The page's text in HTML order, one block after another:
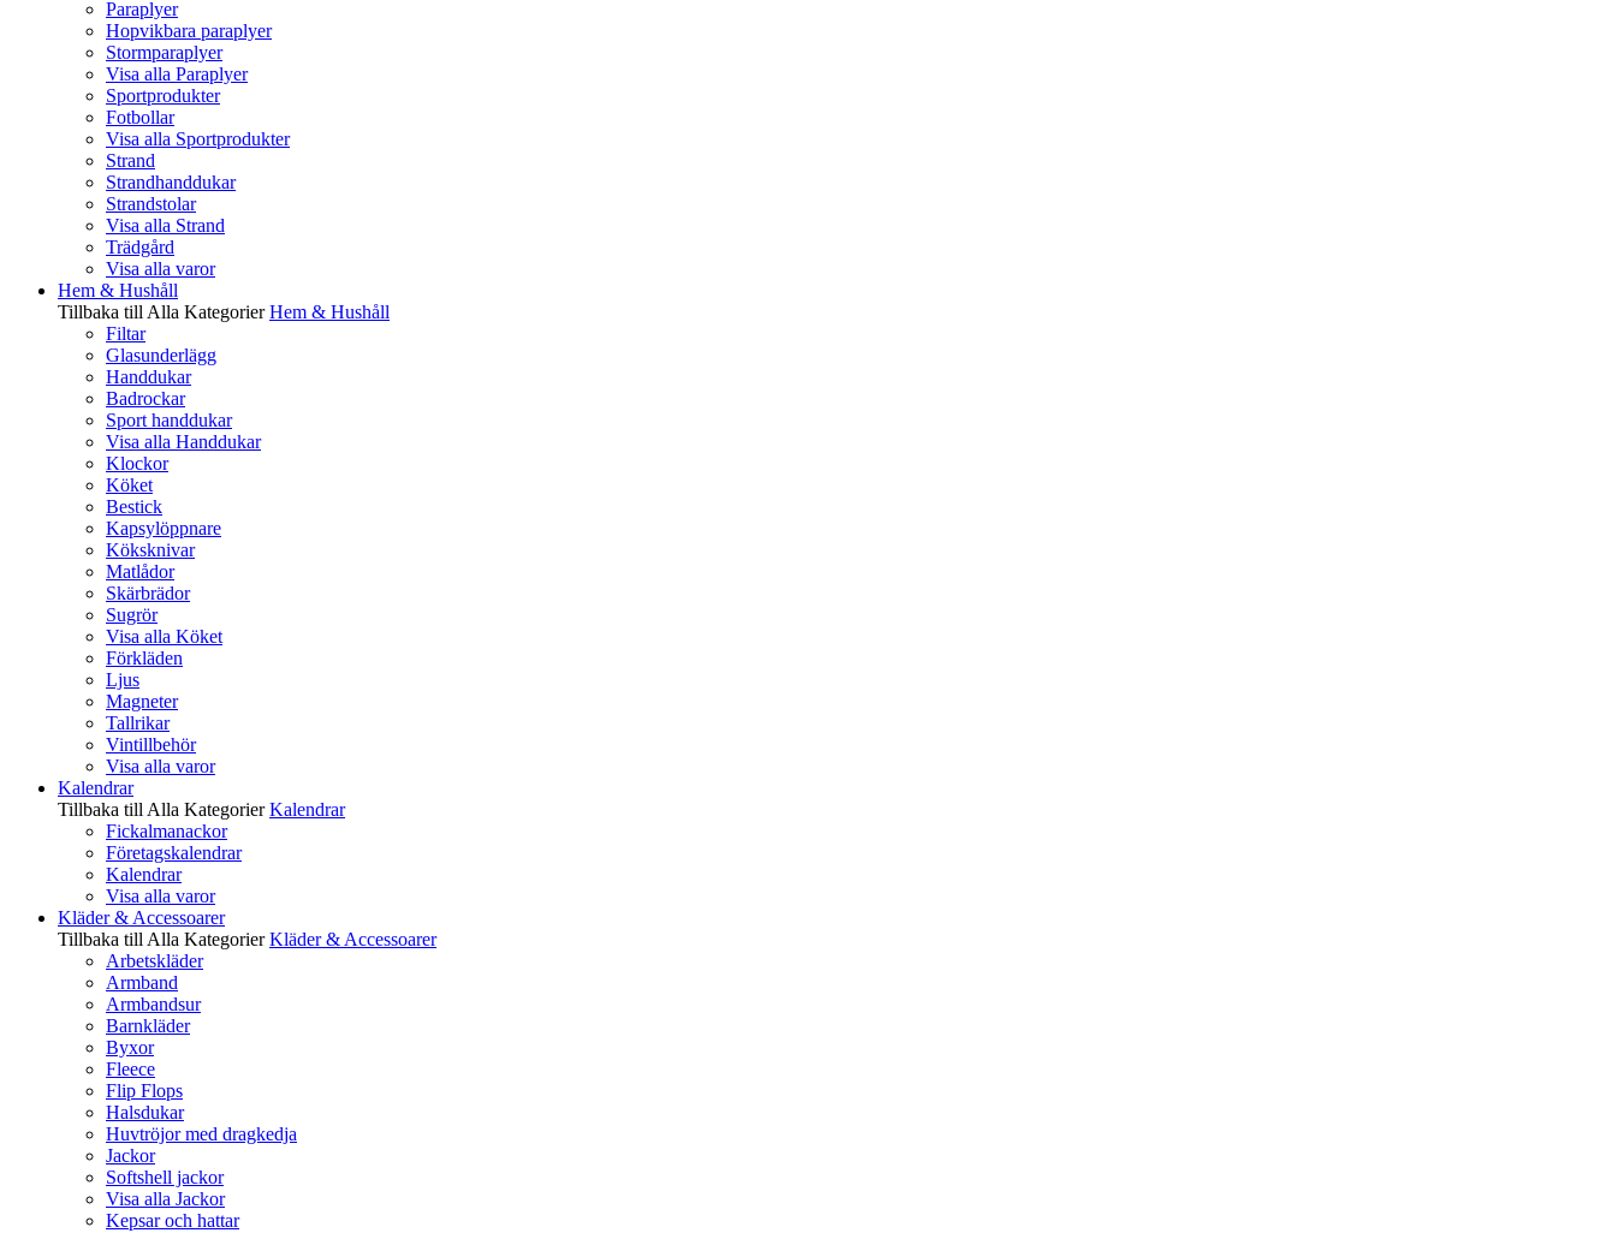
Paraplyer
Hopvikbara paraplyer
Stormparaplyer
Visa alla Paraplyer
Sportprodukter
Fotbollar
Visa alla Sportprodukter
Strand
Strandhanddukar
Strandstolar
Visa alla Strand
Trädgård
Visa alla varor
Hem & Hushåll
Tillbaka till Alla Kategorier Hem & Hushåll
Filtar
Glasunderlägg
Handdukar
Badrockar
Sport handdukar
Visa alla Handdukar
Klockor
Köket
Bestick
Kapsylöppnare
Köksknivar
Matlådor
Skärbrädor
Sugrör
Visa alla Köket
Förkläden
Ljus
Magneter
Tallrikar
Vintillbehör
Visa alla varor
Kalendrar
Tillbaka till Alla Kategorier Kalendrar
Fickalmanackor
Företagskalendrar
Kalendrar
Visa alla varor
Kläder & Accessoarer
Tillbaka till Alla Kategorier Kläder & Accessoarer
Arbetskläder
Armband
Armbandsur
Barnkläder
Byxor
Fleece
Flip Flops
Halsdukar
Huvtröjor med dragkedja
Jackor
Softshell jackor
Visa alla Jackor
Kepsar och hattar